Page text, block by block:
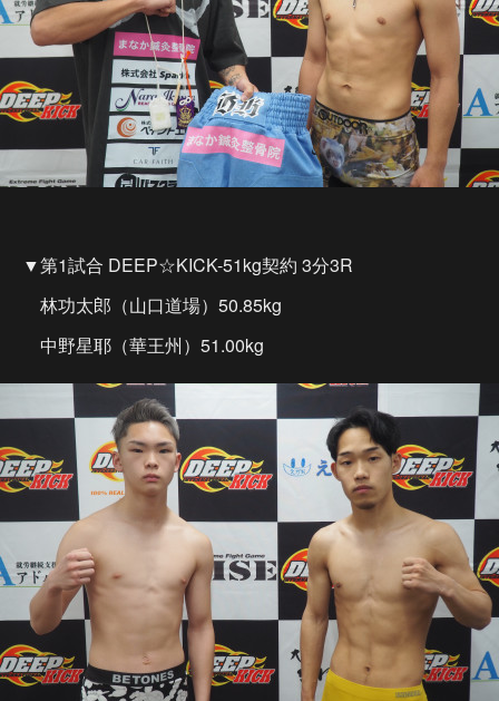
▼第1試合 DEEP☆KICK-51kg契約 3分3R
林功太郎（山口道場）50.85kg
中野星耶（華王州）51.00kg